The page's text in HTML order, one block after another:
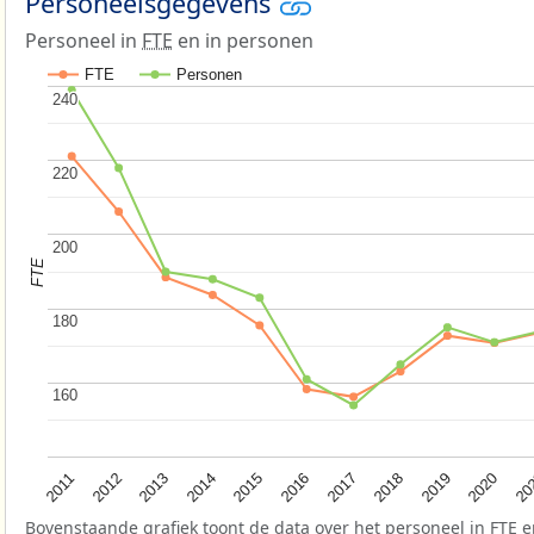
Personeel in FTE en in personen
FTE Personen
2011 2012 2013 2014 2015 2016 2017 2018 2019 2020
160
160
180
180
200
200
220
220
240
240
FTE
Bovenstaande grafiek toont de data over het personeel in FTE